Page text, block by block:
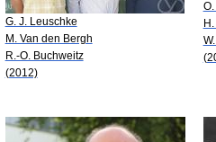
G. J. Leuschke
M. Van den Bergh
R.-O. Buchweitz
(2012)